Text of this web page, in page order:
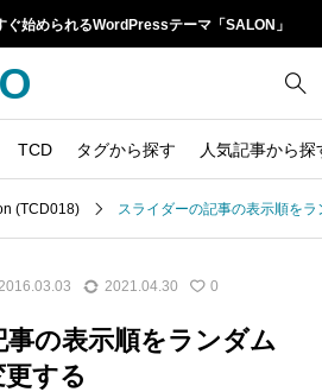
ぐ始められるWordPressテーマ「SALON」
TCD タグから探す 人気記事から探
14
retinaディスプレイ
(TCD018) スライダーの記事の表示順を
2016.03.03 2021.04.30 0
の表示順をランダム
する